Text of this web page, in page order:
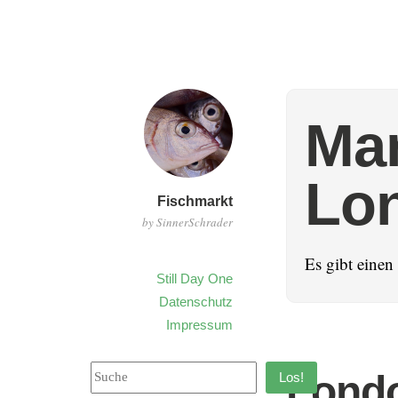
Fischmarkt
by SinnerSchrader
Still Day One
Datenschutz
Impressum
Es gibt
Los!